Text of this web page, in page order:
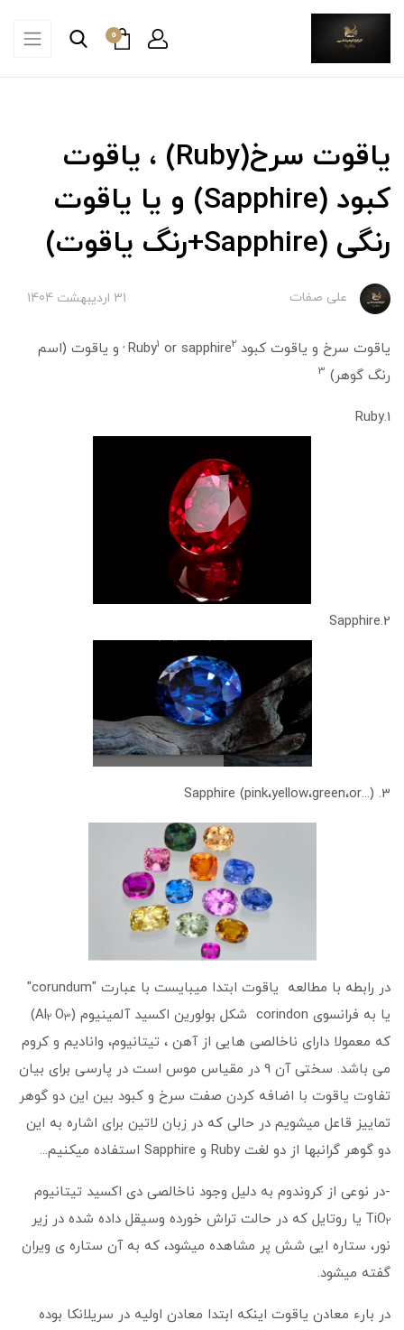
0
یاقوت سرخ(Ruby) ، یاقوت
کبود (Sapphire) و یا یاقوت
رنگی (Sapphire+رنگ یاقوت)
علی صفات 31 ارديبهشت 1404
یاقوت سرخ و یاقوت کبود Ruby 1 or sapphire2 ,
و یاقوت (اسم
رنگ گوهر) 3
1.Ruby
2.Sapphire
3. Sapphire (pink،yellow،green،or...)
در رابطه با مطالعه یاقوت ابتدا میبایست با عبارت "corundum"
یا به فرانسوی corindon شکل بولورین اکسید آلمینیوم (Al
2 O3
)
که معمولا دارای ناخالصی هایی از آهن ، تیتانیوم، وانادیم و کروم
می باشد. سختی آن 9 در مقیاس موس است در پارسی برای بیان
تفاوت یاقوت با اضافه کردن صفت سرخ و کبود بین این دو گوهر
تماییز قاعل میشویم در حالی که در زبان لاتین برای اشاره به این
دو گوهر گرانبها از دو لغت Ruby و Sapphire استفاده میکنیم...
-در نوعی از کروندوم به دلیل وجود ناخالصی دی اکسید تیتانیوم
TiO2
یا روتایل که در حالت تراش خورده وسیقل داده شده در زیر
نور، ستاره ایی شش پر مشاهده میشود، که به آن ستاره ی ویران
گفته میشود.
در بارء معادن یاقوت اینکه ابتدا معادن اولیه در سریلانکا بوده